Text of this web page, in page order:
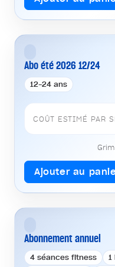
Abo été 2026 12/24
12-24 ans
COÛT ESTIMÉ PAR
Ajouter au
Abonnement annuel
4 séances fitness 1